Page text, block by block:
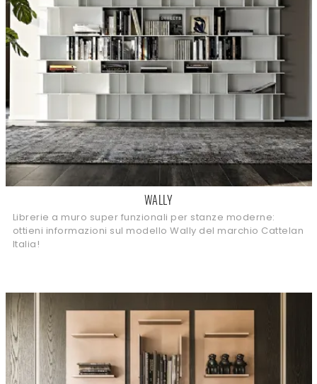
WALLY
Librerie a muro super funzionali per stanze moderne:
ottieni informazioni sul modello Wally del marchio Cattelan
Italia!